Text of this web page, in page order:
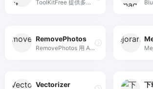
ToolKitFree 提供多种免费的在线工具，涵盖从文件转换到图像编辑等多功能实用工具，无需注册即可使用。
RemovePhotos
RemovePhotos 用 AI 在 3 秒内自动去除人物、商品、动物等图片背景，毛发级精度，完全免费，一键下载透明 PNG。只需单击一键即可在3秒内自动从任何图像中删除背景。创建透明背景，或更改为新背景。快速，免费，没有注册！
Vectorizer 下